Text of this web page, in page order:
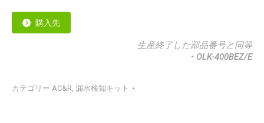
購入先
生産終了した部品番号と同等
• OLK-400BEZ/E
カテゴリー AC&R, 漏水検知キット